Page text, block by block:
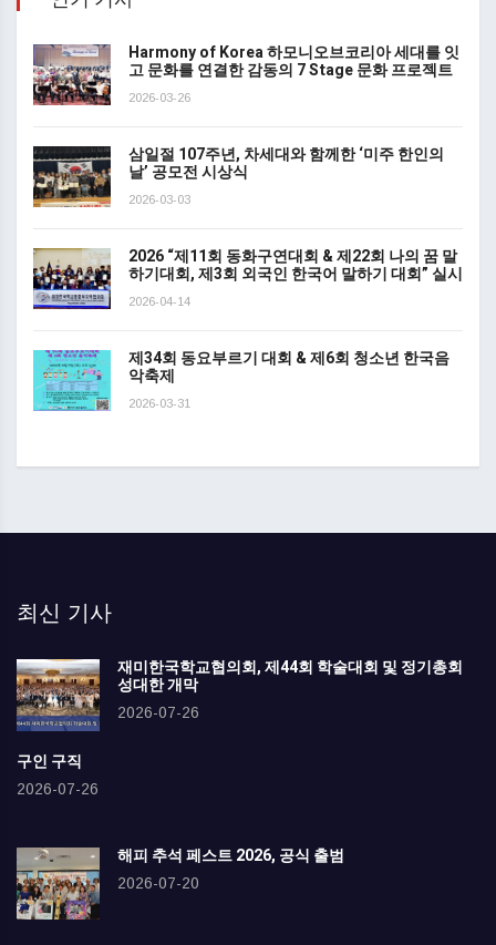
Harmony of Korea 하모니오브코리아 세대를 잇
고 문화를 연결한 감동의 7 Stage 문화 프로젝트
2026-03-26
삼일절 107주년, 차세대와 함께한 ‘미주 한인의
날’ 공모전 시상식
2026-03-03
2026 “제11회 동화구연대회 & 제22회 나의 꿈 말
하기대회, 제3회 외국인 한국어 말하기 대회” 실시
2026-04-14
제34회 동요부르기 대회 & 제6회 청소년 한국음
악축제
2026-03-31
최신 기사
재미한국학교협의회, 제44회 학술대회 및 정기총회
성대한 개막
2026-07-26
구인 구직
2026-07-26
해피 추석 페스트 2026, 공식 출범
2026-07-20